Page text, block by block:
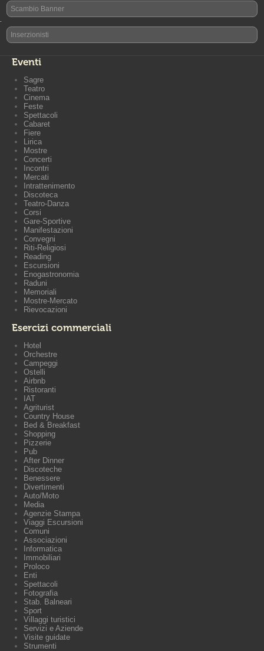
Scambio Banner
-
Inserzionisti
Eventi
Sagre
Teatro
Cinema
Feste
Spettacoli
Cabaret
Fiere
Lirica
Mostre
Concerti
Incontri
Mercati
Intrattenimento
Discoteca
Teatro-Danza
Corsi
Gare-Sportive
Manifestazioni
Convegni
Riti-Religiosi
Reading
Escursioni
Enogastronomia
Raduni
Memoriali
Mostre-Mercato
Rievocazioni
Esercizi commerciali
Hotel
Orchestre
Campeggi
Ostelli
Airbnb
Ristoranti
IAT
Agriturist
Country House
Bed & Breakfast
Shopping
Pizzerie
Pub
After Dinner
Discoteche
Benessere
Divertimenti
Auto/Moto
Media
Agenzie Stampa
Viaggi Escursioni
Comuni
Associazioni
Informatica
Immobiliari
Proloco
Enti
Spettacoli
Fotografia
Stab. Balneari
Sport
Villaggi turistici
Servizi e Aziende
Visite guidate
Strumenti